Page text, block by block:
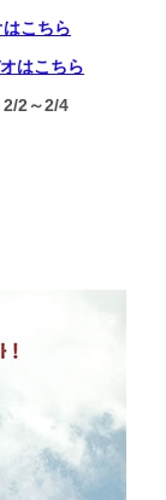
こちら
はこちら
2/2～2/4